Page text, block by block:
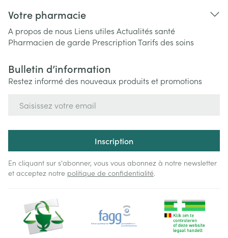
Votre pharmacie
A propos de nous Liens utiles Actualités santé
Pharmacien de garde PrescriptionTarifs des soins
Bulletin d’information
Restez informé des nouveaux produits et promotions
Inscription
En cliquant sur s'abonner, vous vous abonnez à notre newsletter
et acceptez notre politique de confidentialité.